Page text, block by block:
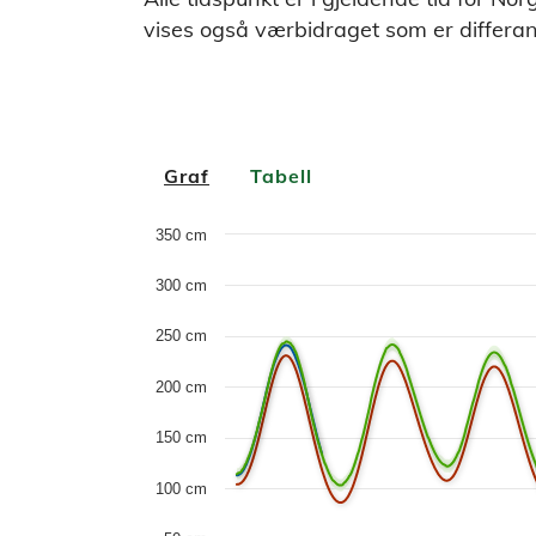
vises også værbidraget som er
Graf Tabell
Chart
Combination chart with 6 data series.
The chart has 1 X axis displaying Time.
The chart has 1 Y axis displaying values.
100 cm
150 cm
200 cm
250 cm
300 cm
350 cm